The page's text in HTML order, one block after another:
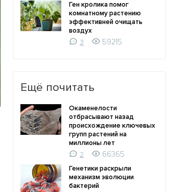
Ген кролика помог
комнатному растению
эффективней очищать
воздух
3
59215
Ещё почитать
Окаменелости
отбрасывают назад
происхождение ключевых
групп растений на
миллионы лет
2
66365
Генетики раскрыли
механизм эволюции
бактерий